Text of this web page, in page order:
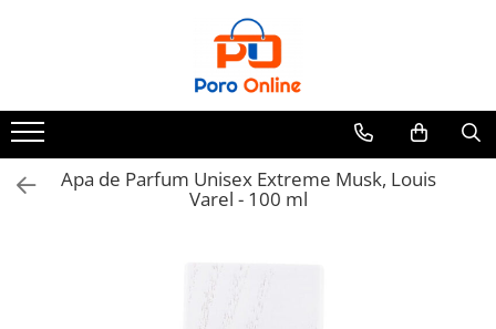
Al Absar
Parfum
Clone Apa de Parfum Unisex Extreme Musk, Louis
Varel - 100 ml